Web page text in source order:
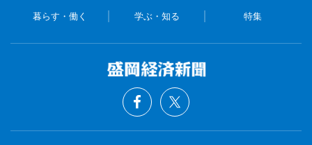
暮らす・働く 学ぶ・知る 特集